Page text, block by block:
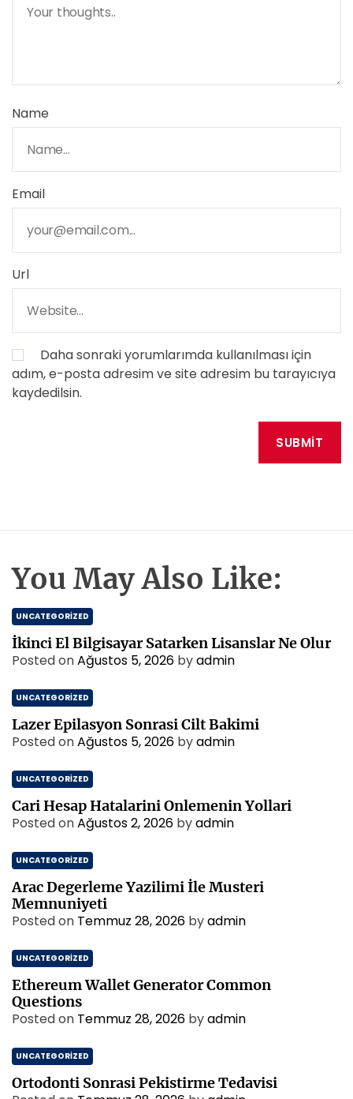
Name
Email
Url
Daha sonraki yorumlarımda kullanılması için
adım, e-posta adresim ve site adresim bu tarayıcıya
kaydedilsin.
You May Also Like:
UNCATEGORIZED
İkinci El Bilgisayar Satarken Lisanslar Ne Olur
Posted onAğustos 5, 2026 byadmin
UNCATEGORIZED
Lazer Epilasyon Sonrasi Cilt Bakimi
Posted onAğustos 5, 2026 byadmin
UNCATEGORIZED
Cari Hesap Hatalarini Onlemenin Yollari
Posted onAğustos 2, 2026 byadmin
UNCATEGORIZED
Arac Degerleme Yazilimi İle Musteri
Memnuniyeti
Posted on Temmuz 28, 2026 byadmin
UNCATEGORIZED
Ethereum Wallet Generator Common
Questions
Posted on Temmuz 28, 2026 byadmin
UNCATEGORIZED
Ortodonti Sonrasi Pekistirme Tedavisi